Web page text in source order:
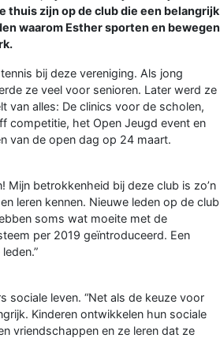
thuis zijn op de club die een belangrijk
waarom Esther sporten en bewegen
bij deze vereniging. Als jong
ze veel voor senioren. Later werd ze
van alles: De clinics voor de scholen,
competitie, het Open Jeugd event en
van de open dag op 24 maart.
betrokkenheid bij deze club is zo’n
leren kennen. Nieuwe leden op de club
soms wat moeite met de
per 2019 geïntroduceerd. Een
sociale leven. “Net als de keuze voor
Kinderen ontwikkelen hun sociale
vriendschappen en ze leren dat ze